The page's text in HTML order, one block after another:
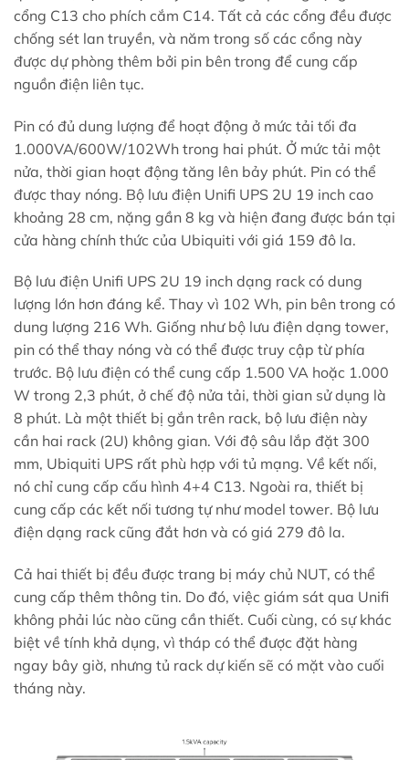
cổng C13 cho phích cắm C14. Tất cả các cổng đều được
chống sét lan truyền, và năm trong số các cổng này
được dự phòng thêm bởi pin bên trong để cung cấp
nguồn điện liên tục.
Pin có đủ dung lượng để hoạt động ở mức tải tối đa
1.000VA/600W/102Wh trong hai phút. Ở mức tải một
nửa, thời gian hoạt động tăng lên bảy phút. Pin có thể
được thay nóng. Bộ lưu điện Unifi UPS 2U 19 inch cao
khoảng 28 cm, nặng gần 8 kg và hiện đang được bán tại
cửa hàng chính thức của Ubiquiti với giá 159 đô la.
Bộ lưu điện Unifi UPS 2U 19 inch dạng rack có dung
lượng lớn hơn đáng kể. Thay vì 102 Wh, pin bên trong có
dung lượng 216 Wh. Giống như bộ lưu điện dạng tower,
pin có thể thay nóng và có thể được truy cập từ phía
trước. Bộ lưu điện có thể cung cấp 1.500 VA hoặc 1.000
W trong 2,3 phút, ở chế độ nửa tải, thời gian sử dụng là
8 phút. Là một thiết bị gắn trên rack, bộ lưu điện này
cần hai rack (2U) không gian. Với độ sâu lắp đặt 300
mm, Ubiquiti UPS rất phù hợp với tủ mạng. Về kết nối,
nó chỉ cung cấp cấu hình 4+4 C13. Ngoài ra, thiết bị
cung cấp các kết nối tương tự như model tower. Bộ lưu
điện dạng rack cũng đắt hơn và có giá 279 đô la.
Cả hai thiết bị đều được trang bị máy chủ NUT, có thể
cung cấp thêm thông tin. Do đó, việc giám sát qua Unifi
không phải lúc nào cũng cần thiết. Cuối cùng, có sự khác
biệt về tính khả dụng, vì tháp có thể được đặt hàng
ngay bây giờ, nhưng tủ rack dự kiến ​​sẽ có mặt vào cuối
tháng này.